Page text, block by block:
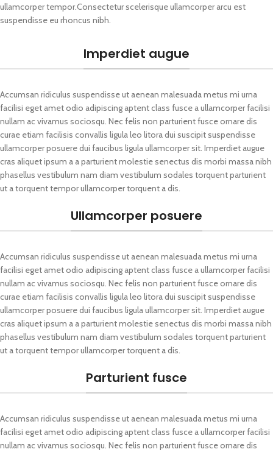
ullamcorper tempor.Consectetur scelerisque ullamcorper arcu est
suspendisse eu rhoncus nibh.
Imperdiet augue
Accumsan ridiculus suspendisse ut aenean malesuada metus mi urna
facilisi eget amet odio adipiscing aptent class fusce a ullamcorper facilisi
nullam ac vivamus sociosqu. Nec felis non parturient fusce ornare dis
curae etiam facilisis convallis ligula leo litora dui suscipit suspendisse
ullamcorper posuere dui faucibus ligula ullamcorper sit. Imperdiet augue
cras aliquet ipsum a a parturient molestie senectus dis morbi massa nibh
phasellus vestibulum nam diam vestibulum sodales torquent parturient
ut a torquent tempor ullamcorper torquent a dis.
Ullamcorper posuere
Accumsan ridiculus suspendisse ut aenean malesuada metus mi urna
facilisi eget amet odio adipiscing aptent class fusce a ullamcorper facilisi
nullam ac vivamus sociosqu. Nec felis non parturient fusce ornare dis
curae etiam facilisis convallis ligula leo litora dui suscipit suspendisse
ullamcorper posuere dui faucibus ligula ullamcorper sit. Imperdiet augue
cras aliquet ipsum a a parturient molestie senectus dis morbi massa nibh
phasellus vestibulum nam diam vestibulum sodales torquent parturient
ut a torquent tempor ullamcorper torquent a dis.
Parturient fusce
Accumsan ridiculus suspendisse ut aenean malesuada metus mi urna
facilisi eget amet odio adipiscing aptent class fusce a ullamcorper facilisi
nullam ac vivamus sociosqu. Nec felis non parturient fusce ornare dis